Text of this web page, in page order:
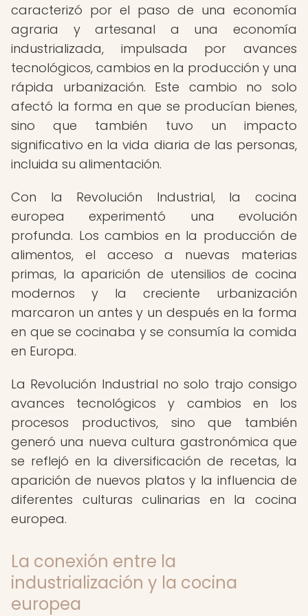
caracterizó por el paso de una economía
agraria y artesanal a una economía
industrializada, impulsada por avances
tecnológicos, cambios en la producción y una
rápida urbanización. Este cambio no solo
afectó la forma en que se producían bienes,
sino que también tuvo un impacto
significativo en la vida diaria de las personas,
incluida su alimentación.
Con la Revolución Industrial, la cocina
europea experimentó una evolución
profunda. Los cambios en la producción de
alimentos, el acceso a nuevas materias
primas, la aparición de utensilios de cocina
modernos y la creciente urbanización
marcaron un antes y un después en la forma
en que se cocinaba y se consumía la comida
en Europa.
La Revolución Industrial no solo trajo consigo
avances tecnológicos y cambios en los
procesos productivos, sino que también
generó una nueva cultura gastronómica que
se reflejó en la diversificación de recetas, la
aparición de nuevos platos y la influencia de
diferentes culturas culinarias en la cocina
europea.
La conexión entre la
industrialización y la cocina
europea